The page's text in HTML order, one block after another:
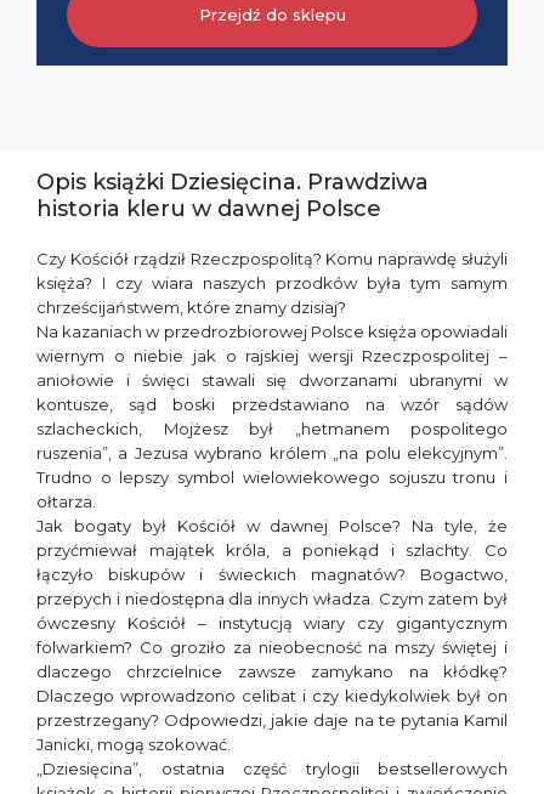
Przejdź do sklepu
Opis książki Dziesięcina. Prawdziwa
historia kleru w dawnej Polsce
Czy Kościół rządził Rzeczpospolitą? Komu naprawdę służyli
księża? I czy wiara naszych przodków była tym samym
chrześcijaństwem, które znamy dzisiaj?
Na kazaniach w przedrozbiorowej Polsce księża opowiadali
wiernym o niebie jak o rajskiej wersji Rzeczpospolitej –
aniołowie i święci stawali się dworzanami ubranymi w
kontusze, sąd boski przedstawiano na wzór sądów
szlacheckich, Mojżesz był „hetmanem pospolitego
ruszenia”, a Jezusa wybrano królem „na polu elekcyjnym”.
Trudno o lepszy symbol wielowiekowego sojuszu tronu i
ołtarza.
Jak bogaty był Kościół w dawnej Polsce? Na tyle, że
przyćmiewał majątek króla, a poniekąd i szlachty. Co
łączyło biskupów i świeckich magnatów? Bogactwo,
przepych i niedostępna dla innych władza. Czym zatem był
ówczesny Kościół – instytucją wiary czy gigantycznym
folwarkiem? Co groziło za nieobecność na mszy świętej i
dlaczego chrzcielnice zawsze zamykano na kłódkę?
Dlaczego wprowadzono celibat i czy kiedykolwiek był on
przestrzegany? Odpowiedzi, jakie daje na te pytania Kamil
Janicki, mogą szokować.
„Dziesięcina”, ostatnia część trylogii bestsellerowych